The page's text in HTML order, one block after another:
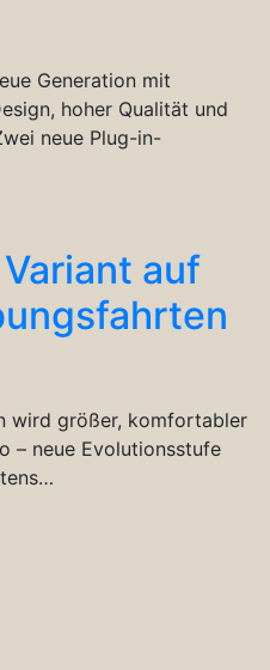
Generation mit
hoher Qualität und
neue Plug-in-
auf
wird größer, komfortabler
– neue Evolutionsstufe